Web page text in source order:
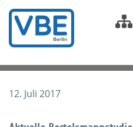
12. Juli 2017